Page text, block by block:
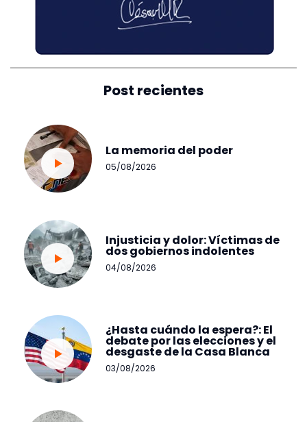
Post recientes
La memoria del poder
05/08/2026
Injusticia y dolor: Víctimas de
dos gobiernos indolentes
04/08/2026
¿Hasta cuándo la espera?: El
debate por las elecciones y el
desgaste de la Casa Blanca
03/08/2026